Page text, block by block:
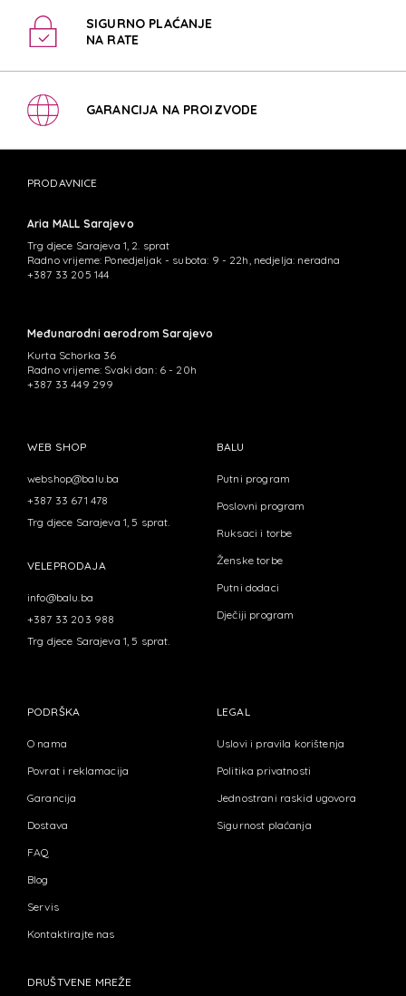
SIGURNO PLAĆANJE
NA RATE
GARANCIJA NA PROIZVODE
PRODAVNICE
Aria MALL Sarajevo
Trg djece Sarajeva 1, 2. sprat
Radno vrijeme: Ponedjeljak - subota: 9 - 22h, nedjelja: neradna
+387 33 205 144
Međunarodni aerodrom Sarajevo
Kurta Schorka 36
Radno vrijeme: Svaki dan: 6 - 20h
+387 33 449 299
WEB SHOP
webshop@balu.ba
+387 33 671 478
Trg djece Sarajeva 1, 5 sprat.
VELEPRODAJA
info@balu.ba
+387 33 203 988
Trg djece Sarajeva 1, 5 sprat.
BALU
Putni program
Poslovni program
Ruksaci i torbe
Ženske torbe
Putni dodaci
Dječiji program
PODRŠKA
O nama
Povrat i reklamacija
Garancija
Dostava
FAQ
Blog
Servis
Kontaktirajte nas
LEGAL
Uslovi i pravila korištenja
Politika privatnosti
Jednostrani raskid ugovora
Sigurnost plaćanja
DRUŠTVENE MREŽE